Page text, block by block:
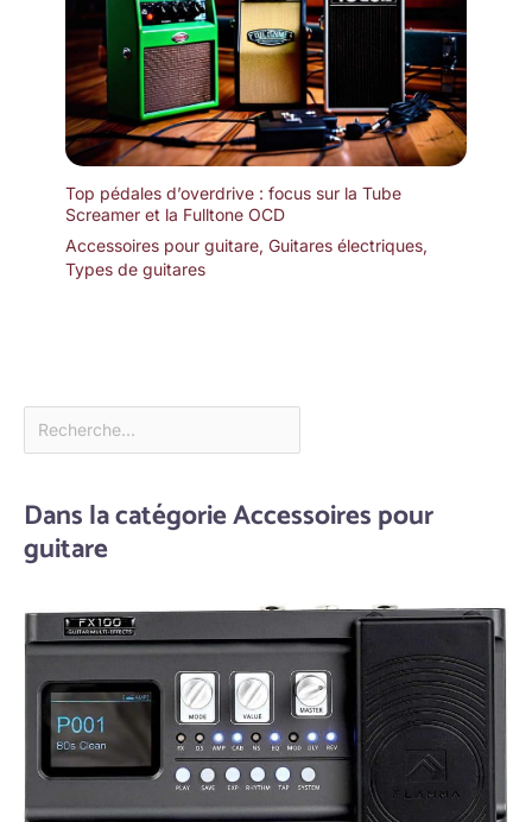
Top pédales d’overdrive : focus sur la Tube
Screamer et la Fulltone OCD
Accessoires pour guitare, Guitares électriques,
Types de guitares
Dans la catégorie Accessoires pour
guitare